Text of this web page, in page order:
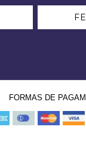
FORMAS DE